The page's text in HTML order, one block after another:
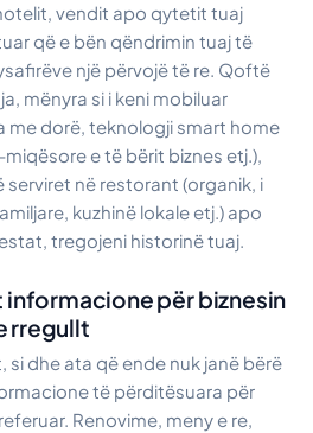
vendit apo qytetit tuaj
që e bën qëndrimin tuaj të
një përvojë të re. Qoftë
mënyra si i keni mobiluar
me dorë, teknologji smart home
e të bërit biznes etj.),
në restorant (organik, i
kuzhinë lokale etj.) apo
tregojeni historinë tuaj.
informacione për biznesin
rregullt
si dhe ata që ende nuk janë bërë
të përditësuara për
Renovime, meny e re,